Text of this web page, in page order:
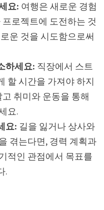
요: 여행은 새로운 경험
로젝트에 도전하는 것
운 것을 시도함으로써
하세요: 직장에서 스트
할 시간을 가져야 하지
취미와 운동을 통해
요.
요: 길을 잃거나 상사와
겪는다면, 경력 계획과
적인 관점에서 목표를
.